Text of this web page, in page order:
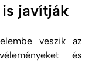
javítják
veszik az
és